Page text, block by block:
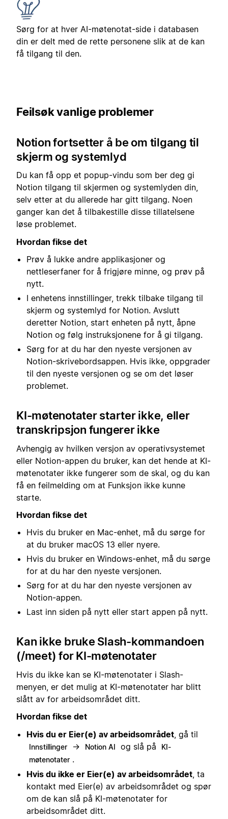
Sørg for at hver AI-møtenotat-side i databasen
din er delt med de rette personene slik at de kan
få tilgang til den.
Feilsøk vanlige problemer
Notion fortsetter å be om tilgang til
skjerm og systemlyd
Du kan få opp et popup-vindu som ber deg gi
Notion tilgang til skjermen og systemlyden din,
selv etter at du allerede har gitt tilgang. Noen
ganger kan det å tilbakestille disse tillatelsene
løse problemet.
Hvordan fikse det
Prøv å lukke andre applikasjoner og
nettleserfaner for å frigjøre minne, og prøv på
nytt.
I enhetens innstillinger, trekk tilbake tilgang til
skjerm og systemlyd for Notion. Avslutt
deretter Notion, start enheten på nytt, åpne
Notion og følg instruksjonene for å gi tilgang.
Sørg for at du har den nyeste versjonen av
Notion-skrivebordsappen. Hvis ikke, oppgrader
til den nyeste versjonen og se om det løser
problemet.
KI-møtenotater starter ikke, eller
transkripsjon fungerer ikke
Avhengig av hvilken versjon av operativsystemet
eller Notion-appen du bruker, kan det hende at KI-
møtenotater ikke fungerer som de skal, og du kan
få en feilmelding om at Funksjon ikke kunne
starte.
Hvordan fikse det
Hvis du bruker en Mac-enhet, må du sørge for
at du bruker macOS 13 eller nyere.
Hvis du bruker en Windows-enhet, må du sørge
for at du har den nyeste versjonen.
Sørg for at du har den nyeste versjonen av
Notion-appen.
Last inn siden på nytt eller start appen på nytt.
Kan ikke bruke Slash-kommandoen
(/meet) for KI-møtenotater
Hvis du ikke kan se KI-møtenotater i Slash-
menyen, er det mulig at KI-møtenotater har blitt
slått av for arbeidsområdet ditt.
Hvordan fikse det
Hvis du er Eier(e) av arbeidsområdet , gå til
Innstillinger → Notion AI og slå på
KI-
møtenotater .
Hvis du ikke er Eier(e) av arbeidsområdet , ta
kontakt med Eier(e) av arbeidsområdet og spør
om de kan slå på KI-møtenotater for
arbeidsområdet ditt.